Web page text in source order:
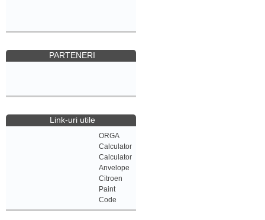
PARTENERI
Link-uri utile
ORGA
Calculator
Calculator
Anvelope
Citroen
Paint
Code